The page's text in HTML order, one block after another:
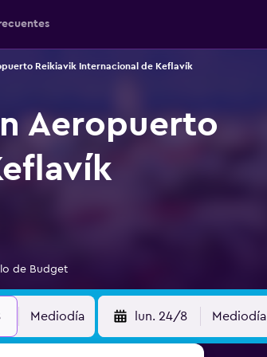
Reikiavik Internacional de Keflavík
Aeropuerto
de Budget
Mediodía lun. 24/8 Mediodía